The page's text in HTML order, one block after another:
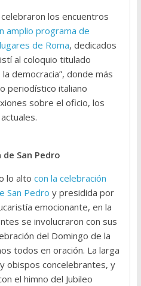
los encuentros
amplio programa de
de Roma, dedicados
al coloquio titulado
democracia”, donde más
periodístico italiano
sobre el oficio, los
San Pedro
lo alto con la celebración
San Pedro y presidida por
emocionante, en la
se involucraron con sus
del Domingo de la
todos en oración. La larga
obispos concelebrantes, y
el himno del Jubileo